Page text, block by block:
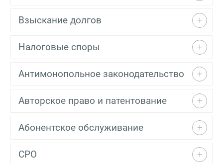
Взыскание долгов
Налоговые споры
Антимонопольное законодательство
Авторское право и патентование
Абонентское обслуживание
СРО